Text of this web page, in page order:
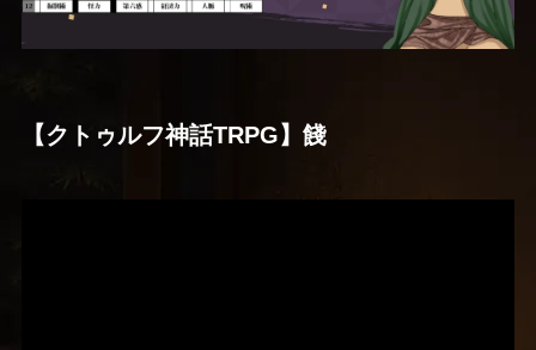
【クトゥルフ神話TRPG】餞